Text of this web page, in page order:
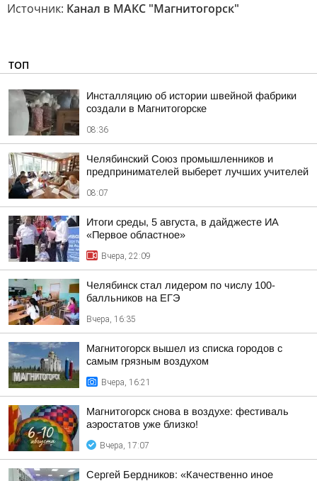
Источник: Канал в МАКС "Магнитогорск"
ТОП
Инсталляцию об истории швейной фабрики
создали в Магнитогорске
08:36
Челябинский Союз промышленников и
предпринимателей выберет лучших учителей
08:07
Итоги среды, 5 августа, в дайджесте ИА
«Первое областное»
Вчера, 22:09
Челябинск стал лидером по числу 100-
балльников на ЕГЭ
Вчера, 16:35
Магнитогорск вышел из списка городов с
самым грязным воздухом
Вчера, 16:21
Магнитогорск снова в воздухе: фестиваль
аэростатов уже близко!
Вчера, 17:07
Сергей Бердников: «Качественно иное